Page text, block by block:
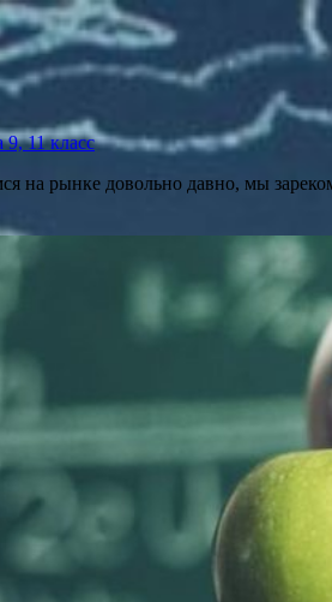
11 класс
на рынке довольно давно, мы